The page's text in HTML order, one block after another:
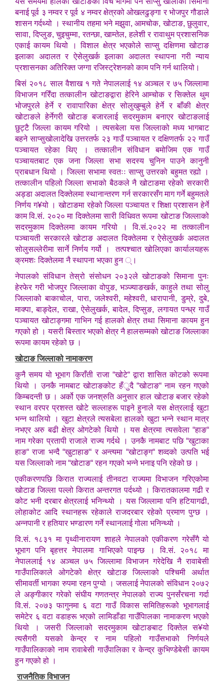
बनाई पूर्व ३ नम्वर र पूर्व ४ नम्वर क्षेत्रको ओखलढुङ्गा र भोजपुर गौडाले
शासन गर्दथ्यो । स्थानीय तहमा भने मझुवा, आमचोक, खोटाङ, छुलुवार,
सावा, दिप्लुङ, चुइचुम्मा, रतन्छा, खाम्तेल, हलेशी र रावाथुम प्रशासनिक
एकाई कायम थियो । विशाल क्षेत्र भएकोले साप्सु दक्षिणमा खोटाङ
इलाका अदालत र ऐसेलुखर्क इलाका अदालत स्थापना गरी न्याय
प्रशासनका अतिरिक्त जग्गा रजिस्ट्रेशनको काम पनि गर्न थालियो।
बिसं २०१८ साल वैशाख १ गते नेपाललाई १४ अञ्चल र ७५ जिल्लामा
विभाजन गरिँदा तत्कालीन खोटाङद्वारा हेरिने आम्चोक र सिक्तेल थुम
भोजपुरले हेर्ने र रावापारिका क्षेत्र सोलुखुम्बुले हेर्ने र बाँकी क्षेत्र
खोटाङले हेर्नेगरी खोटाङ बजारलाई सदरमुकाम बनाएर खोटाङलाई
छुट्टै जिल्ला कायम गरियो । त्यसबेला यस जिल्लाको मध्य भागबाट
बहने साप्सुखोलादेखि उत्तरतर्फ २३ गाउँ पञ्चायत र दक्षिणतर्फ २२ गाउँ
पञ्चायत रहेका थिए । तत्कालीन संविधान बमोजिम एक गाउँ
पञ्चायतबाट एक जना जिल्ला सभा सदस्य चुनिन पाउने कानुनी
प्राबधान थियो । जिल्ला सभामा स्वतःः साप्सु उत्तरको बहुमत रह्यो ।
तत्कालीन पहिलो जिल्ला सभाको बैठकले नै खोटाङमा रहेको सरकारी
अड्डा अदालत दिक्तेलमा स्थानान्तरण गर्न सरकारसँग माग गर्ने बहुमतले
निर्णय ग¥‍यो । खोटाङमा रहेको जिल्ला पञ्चायत र शिक्षा प्रशासन हेर्ने
काम वि.सं. २०२० मा दिक्तेलमा सारी विधिवत रूपमा खोटाङ जिल्लाको
सदरमुकाम दिक्तेलमा कायम गरियो । वि.सं.२०२२ मा तत्कालीन
पञ्चायती सरकारले खोटाङ अदालत दिक्तेलमा र ऐसेलुखर्क अदालत
सोलुसल्लेरीमा सार्ने निर्णय गर्यो । तत्पश्चात खोलिएका कार्यालयहरू
क्रमशः दिक्तेलमा नै स्थापना भएका हुन ्।
नेपालको संविधान तेस्रो संसोधन २०३२ले खोटाङको सिमाना पुनः
हेरफेर गरी भोजपुर जिल्लाका वोपुङ, भञ्ज्याङखर्क, काहुले तथा सोलु
जिल्लाको बाकाचोल, पारा, जलेश्वरी, महेश्वरी, धारापानी, डुम्रे, दुबे,
माक्पा, बाङ्देल, राखा, ऐसेलुखर्क, बादेल, दिप्सुङ, लगायत पन्ध्र गाउँ
पञ्चायत खोटाङ्गमा गाभिन गई हालको क्षेत्र तथा सिमाना कायम हुन
गएको हो । यसरी बिस्तार भएको क्षेत्र नै हालसम्मको खोटाङ जिल्लाका
रूपमा कायम रहेको छ ।
खोटाङ जिल्लाको नामाकरण
कुनै समय यो भूभाग किराँती राजा “खोटे“ द्वारा शासित कोटको रूपमा
थियो । उनकै नामबाट खोटाङकोट हँुदै “खोटाङ“ नाम रहन गएको
किम्बदन्ती छ । अर्को एक जनश्रुति अनुसार हाल खोटाङ बजार रहेको
स्थान वरपर प्रशस्त खोटे सल्लाहरू पाइने हुनाले यस क्षेत्रलाई खुटा
भन्न थालियो । खुटा क्षेत्रले त्यसबेला हालको खुटा भन्ने स्थान मात्र
नभएर अरु बढी क्षेत्र ओगटेको थियो । यस क्षेत्रमा त्यसवेला “हाङ“
नाम गरेका प्रतापी राजाले राज्य गर्दथे । उनकै नामबाट पछि “खुटाका
हाङ“ राजा भन्दै “खुटाहाङ“ र अन्त्यमा “खोटाङ्ग“ शव्दको उत्पति भई
यस जिल्लाको नाम “खोटाङ“ रहन गएको भन्ने भनाइ पनि रहेको छ ।
एकीकरणपछि किरात राज्यलाई तीनवटा राज्यमा विभाजन गरिएकोमा
खोटाङ जिल्ला पल्लो किरात अन्तरगत पर्दथ्यो । किरातकालमा गढी र
कोट भनी दरबार क्षेत्रलाई भनिन्थ्यो । यस जिल्लामा पनि हटियागढी,
लोहाकोट आदि स्थानहरू रहेकाले राजदरबार रहेको प्रमाण पुग्छ ।
अन्नपानी र हतियार भण्डारण गर्ने स्थानलाई गोला भनिन्थ्यो ।
वि.सं. १८३१ मा पृथ्वीनारायण शाहले नेपालको एकीकरण गरेसँगै यो
भूभाग पनि बृहत्तर नेपालमा गाभिएको पाइन्छ । वि.सं. २०१८ मा
नेपाललाई १४ अञ्चल ७५ जिल्लामा विभाजन गरेदेखि नै रावाबेसी
गाउँपालिकाले ओगटेको क्षेत्र खोटाङ जिल्लाको पश्चिमी अर्थात
सीमावर्ती भागका रुपमा रहन पुग्यो । जसलाई नेपालको संविधान २०७२
ले अङ्गीकार गरेको संघीय गणतन्त्र नेपालको राज्य पुनर्संरचना गर्दा
वि.सं. २०७३ फागुनमा ६ वटा गाउँ विकास समितिहरूको भूभागलाई
समेटेर ६ वटा वडाहरू भएको लामिडाँडा गाउँपािलका नामाकरण भएको
थियो । जसरी जिल्लाको सदरमुकाम खोटाङबाट दिक्तेल स¥यो
त्यसैगरी यसको केन्द्र र नाम पहिलो गाउँसभाको निर्णयले
गाउँपालिकाको नाम रावाबेसी गाउँपालिका र केन्द्र कुभिण्डेबेसी कायम
हुन गएको हो ।
राजनैतिक विभाजन